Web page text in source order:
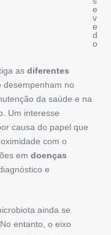
e
v
e
d
o
as diferentes
desempenham no
da saúde e na
Um interesse
causa do papel que
com o
em doenças
e
ainda se
. No entanto, o eixo